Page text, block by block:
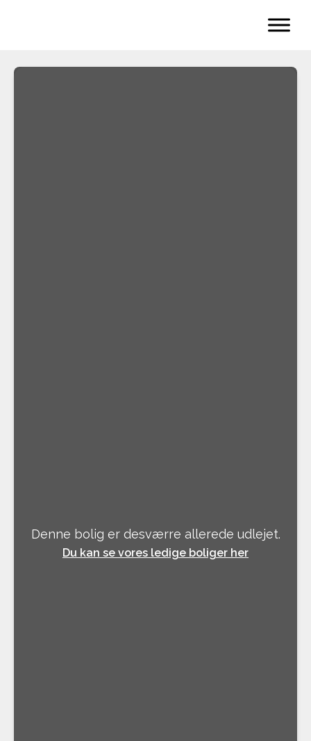
Denne bolig er desværre allerede udlejet.
Du kan se vores ledige boliger her